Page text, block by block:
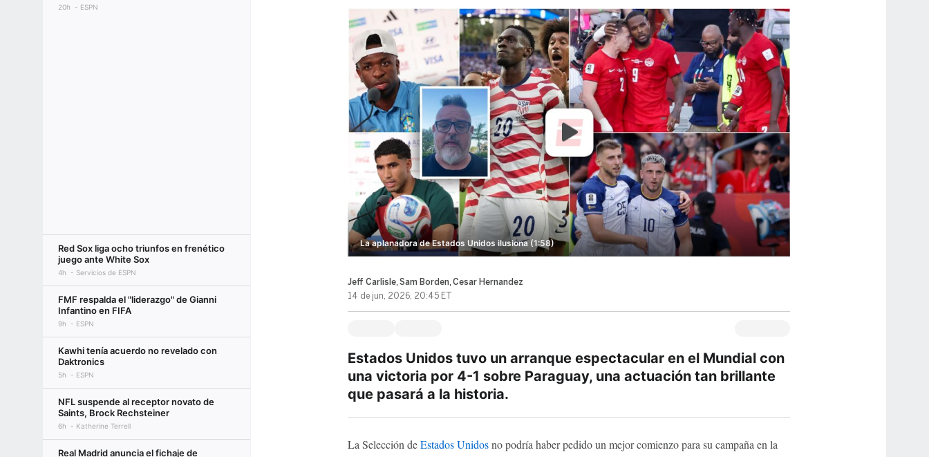
20h ESPN
Red Sox liga ocho triunfos en frenético
juego ante White Sox
4h Servicios de ESPN
FMF respalda el "liderazgo" de Gianni
Infantino en FIFA
9h ESPN
Kawhi tenía acuerdo no revelado con
Daktronics
5h ESPN
NFL suspende al receptor novato de
Saints, Brock Rechsteiner
6h Katherine Terrell
Real Madrid anuncia el fichaje de
La aplanadora de Estados Unidos ilusiona (1:58)
Jeff Carlisle,Sam Borden,Cesar Hernandez
14 de jun, 2026, 20:45 ET
Estados Unidos tuvo un arranque espectacular en el Mundial con
una victoria por 4-1 sobre Paraguay, una actuación tan brillante
que pasará a la historia.
La Selección deEstados Unidosno podría haber pedido un mejor comienzo para su campaña en la